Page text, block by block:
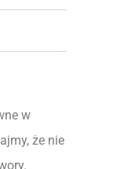
w
że nie